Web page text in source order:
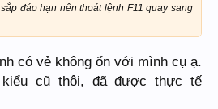
đáo hạn nên thoát lệnh F11 quay sang
có vẻ không ổn với mình cụ ạ.
cũ thôi, đã được thực tế